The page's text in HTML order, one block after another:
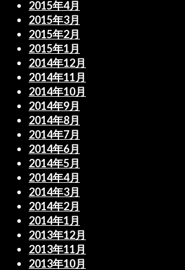
2015年4月
2015年3月
2015年2月
2015年1月
2014年12月
2014年11月
2014年10月
2014年9月
2014年8月
2014年7月
2014年6月
2014年5月
2014年4月
2014年3月
2014年2月
2014年1月
2013年12月
2013年11月
2013年10月